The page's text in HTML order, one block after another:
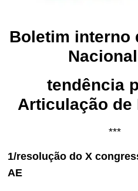
Boletim interno
tendência
Articulação de
***
1/resolução do X
AE